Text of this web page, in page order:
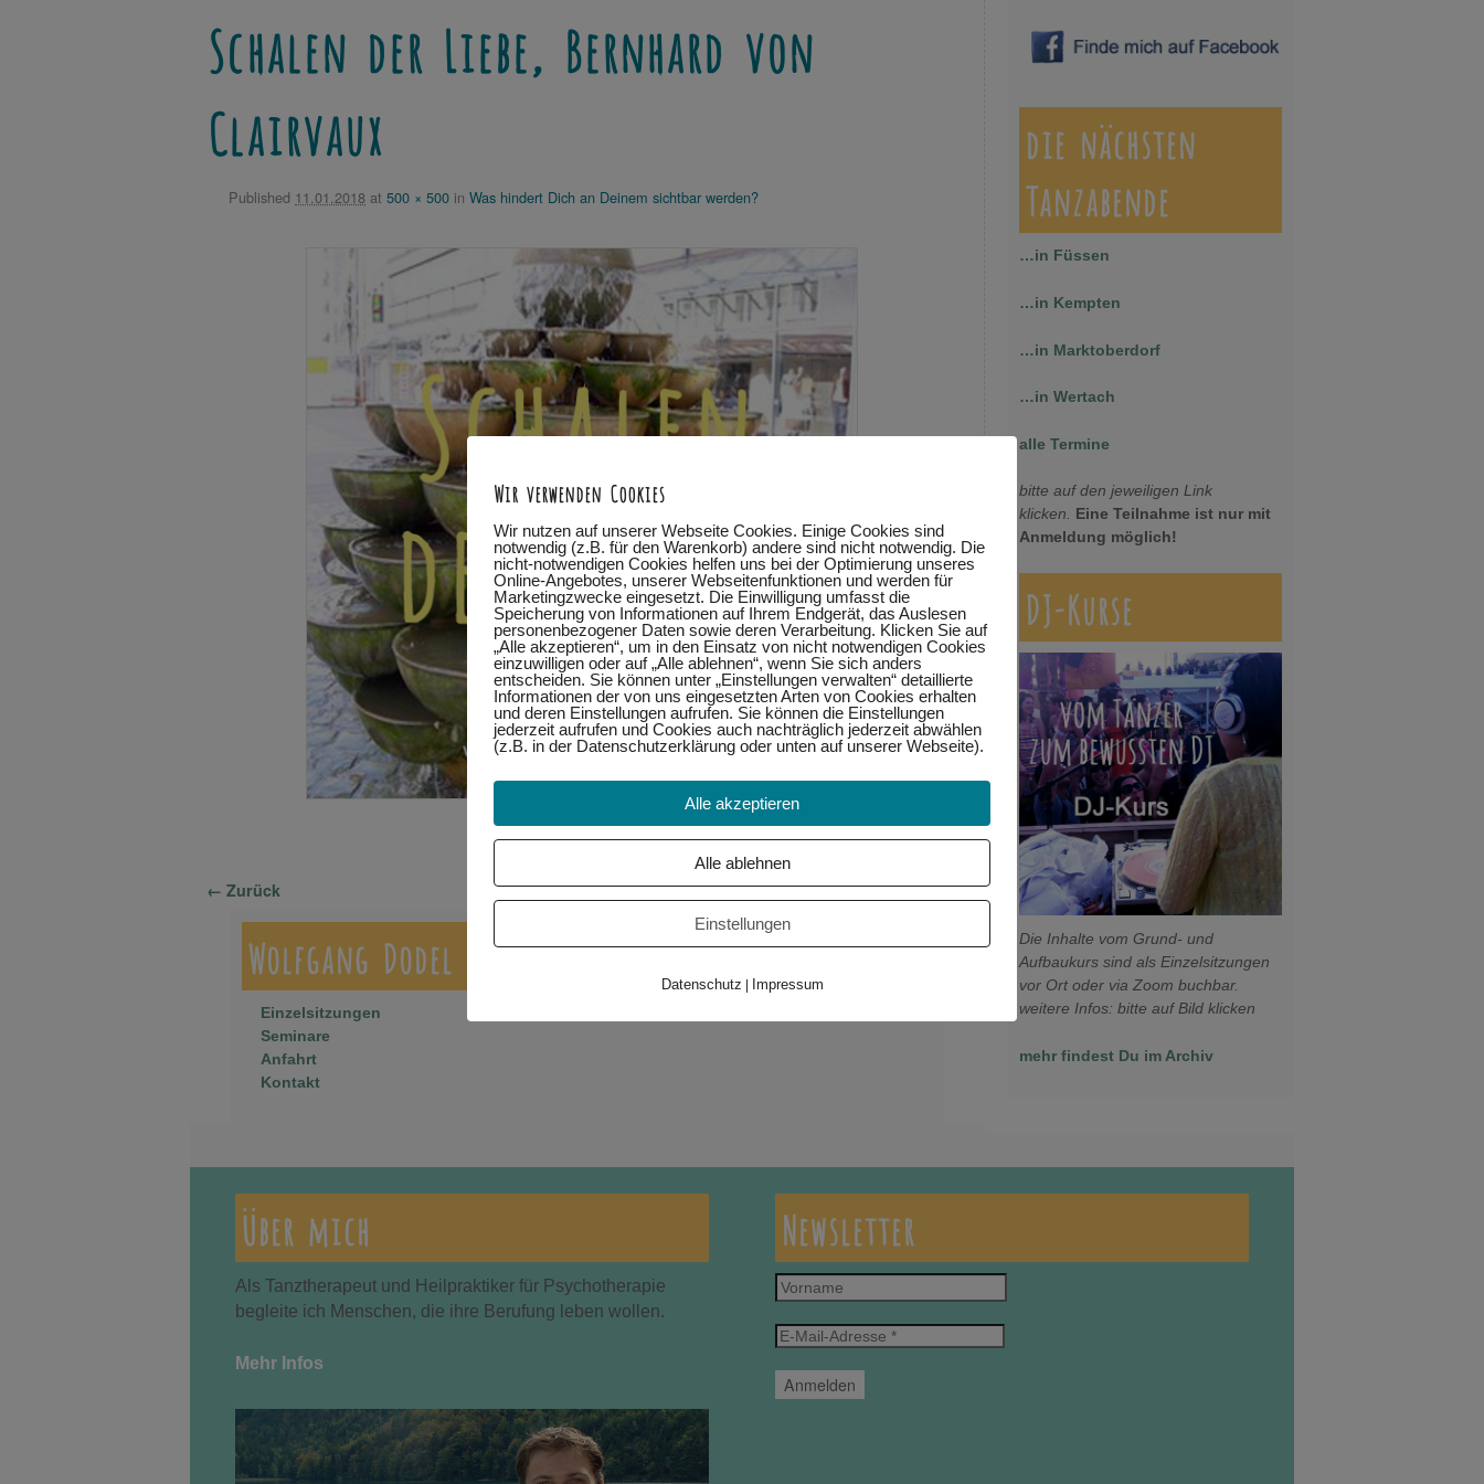
Schalen der Liebe, Bernhard von
Clairvaux
Published 11.01.2018 at 500 × 500 in Was hindert Dich an Deinem sichtbar werden?
Bilder-Navigation
← Zurück
Wolfgang Dodel
Einzelsitzungen
Seminare
Anfahrt
Kontakt
die nächsten
Tanzabende
…in Füssen
…in Kempten
…in Marktoberdorf
…in Wertach
alle Termine
bitte auf den jeweiligen Link
klicken. Eine Teilnahme ist nur mit
Anmeldung möglich!
DJ-Kurse
Die Inhalte vom Grund- und
Aufbaukurs sind als Einzelsitzungen
vor Ort oder via Zoom buchbar.
weitere Infos: bitte auf Bild klicken
mehr findest Du im Archiv
Über mich
Als Tanztherapeut und Heilpraktiker für Psychotherapie
begleite ich Menschen, die ihre Berufung leben wollen.
Mehr Infos
Newsletter
Vorname
E-
Adresse
*
Wir verwenden Cookies
Wir nutzen auf unserer Webseite Cookies. Einige Cookies sind
notwendig (z.B. für den Warenkorb) andere sind nicht notwendig. Die
nicht-notwendigen Cookies helfen uns bei der Optimierung unseres
Online-Angebotes, unserer Webseitenfunktionen und werden für
Marketingzwecke eingesetzt. Die Einwilligung umfasst die
Speicherung von Informationen auf Ihrem Endgerät, das Auslesen
personenbezogener Daten sowie deren Verarbeitung. Klicken Sie auf
„Alle akzeptieren“, um in den Einsatz von nicht notwendigen Cookies
einzuwilligen oder auf „Alle ablehnen“, wenn Sie sich anders
entscheiden. Sie können unter „Einstellungen verwalten“ detaillierte
Informationen der von uns eingesetzten Arten von Cookies erhalten
und deren Einstellungen aufrufen. Sie können die Einstellungen
jederzeit aufrufen und Cookies auch nachträglich jederzeit abwählen
(z.B. in der Datenschutzerklärung oder unten auf unserer Webseite).
Alle akzeptieren
Alle ablehnen
Einstellungen
Datenschutz Impressum